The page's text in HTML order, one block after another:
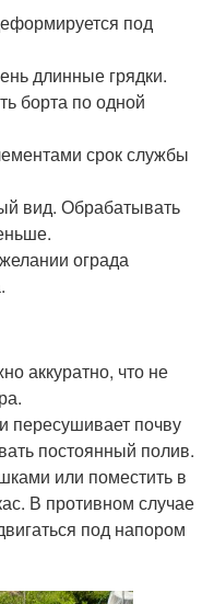
под
длинные грядки.
борта по одной
срок службы
вид. Обрабатывать
ограда
аккуратно, что не
пересушивает почву
постоянный полив.
или поместить в
В противном случае
под напором